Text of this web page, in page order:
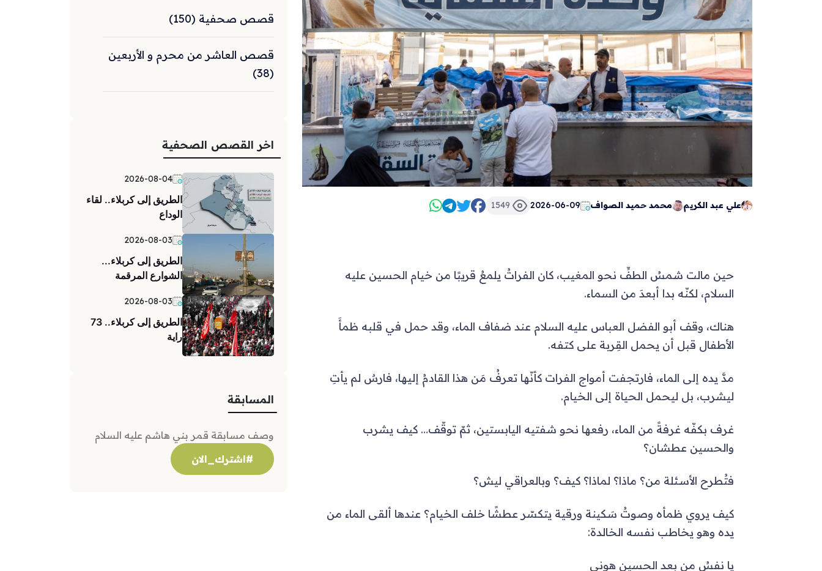
علي عبد الكريم محمد حميد الصواف 2026-06-09
1549
حين مالت شمسُ الطفِّ نحو المغيب، كان الفراتُ يلمعُ قريبًا من خيام الحسين عليه
السلام، لكنّه بدا أبعدَ من السماء.
هناك، وقف أبو الفضل العباس عليه السلام عند ضفاف الماء، وقد حمل في قلبه ظمأَ
الأطفال قبل أن يحمل القِربة على كتفه.
مدَّ يده إلى الماء، فارتجفت أمواج الفرات كأنّها تعرفُ مَن هذا القادمُ إليها، فارسٌ لم يأتِ
ليشرب، بل ليحمل الحياة إلى الخيام.
غرف بكفّه غرفةً من الماء، رفعها نحو شفتيه اليابستين، ثمّ توقّف… كيف يشرب
والحسين عطشان؟
فتُطرح الأسئلة من؟ ماذا؟ لماذا؟ كيف؟ وبالعراقي ليش؟
كيف يروي ظمأه وصوتُ سَكينة ورقية يتكسّر عطشًا خلف الخيام؟ عندها ألقى الماء من
يده وهو يخاطب نفسه الخالدة:
يا نفسُ من بعد الحسين هوني
قصص صحفية (150)
قصص العاشر من محرم و الأربعين
(38)
اخر القصص الصحفية
2026-08-04
الطريق إلى كربلاء.. لقاء
الوداع
2026-08-03
الطريق إلى كربلاء...
الشوارع المرقمة
2026-08-03
الطريق إلى كربلاء.. 73
راية
المسابقة
وصف مسابقة قمر بني هاشم عليه السلام
#اشترك_الان